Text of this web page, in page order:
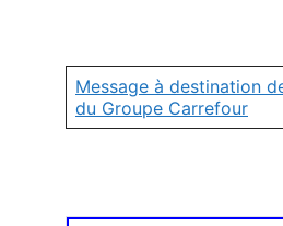
Message à destination
du Groupe Carrefour